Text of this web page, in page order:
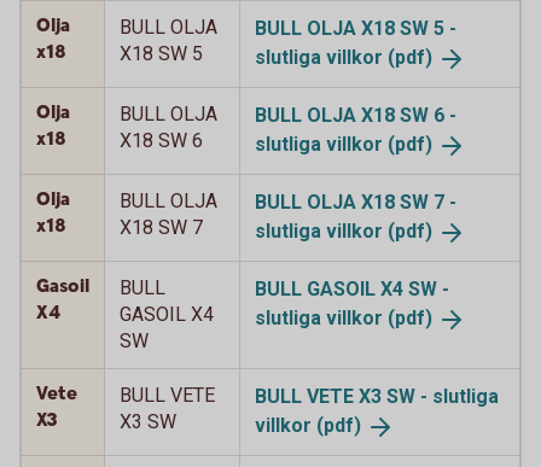
Olja
x18
BULL OLJA
X18 SW 5
BULL OLJA X18 SW 5 -
slutliga villkor (pdf)
Olja
x18
BULL OLJA
X18 SW 6
BULL OLJA X18 SW 6 -
slutliga villkor (pdf)
Olja
x18
BULL OLJA
X18 SW 7
BULL OLJA X18 SW 7 -
slutliga villkor (pdf)
Gasoil
X4
BULL
GASOIL X4
SW
BULL GASOIL X4 SW -
slutliga villkor (pdf)
Vete
X3
BULL VETE
X3 SW
BULL VETE X3 SW - slutliga
villkor (pdf)